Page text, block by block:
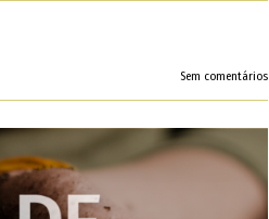
Sem comentários